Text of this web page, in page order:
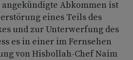
angekündigte Abkommen ist
eines Teils des
und zur Unterwerfung des
es in einer im Fernsehen
von Hisbollah-Chef Naim